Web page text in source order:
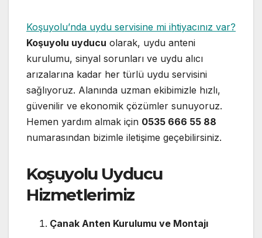
Koşuyolu’nda uydu servisine mi ihtiyacınız var?
Koşuyolu uyducu olarak, uydu anteni
kurulumu, sinyal sorunları ve uydu alıcı
arızalarına kadar her türlü uydu servisini
sağlıyoruz. Alanında uzman ekibimizle hızlı,
güvenilir ve ekonomik çözümler sunuyoruz.
Hemen yardım almak için 0535 666 55 88
numarasından bizimle iletişime geçebilirsiniz.
Koşuyolu Uyducu
Hizmetlerimiz
Çanak Anten Kurulumu ve Montajı